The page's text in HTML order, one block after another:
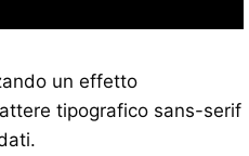
un effetto
tipografico sans-serif